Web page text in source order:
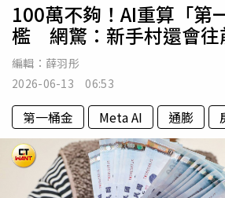
100萬不夠！AI重算「第
檻 網驚：新手村還會往
編輯： 薛羽彤
2026-06-13 06:53
第一桶金 Meta AI 通膨